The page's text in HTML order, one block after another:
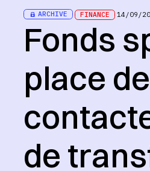
ARCHIVE FINANCE 14/09/
Fonds
place
de